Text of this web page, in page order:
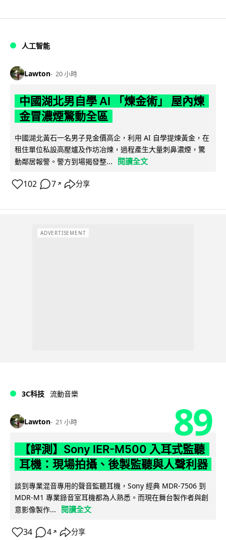
人工智能
Lawton 20 小時
中國湖北男自學 AI 「煉金術」 屋內煉
金冒濃煙驚動全區
中國湖北黃石一名男子見金價高企，利用 AI 自學提煉黃金，在
租住單位私設高壓爐及作坊冶煉，過程產生大量刺鼻濃煙，驚
動鄰居報警。警方到場揭發整...
閱讀全文
102 7 ↗ 分享
ADVERTISEMENT
3C科技 流動音樂
Lawton 21 小時 89
【評測】Sony IER-M500 入耳式監聽
耳機：現場拍攝、後製監聽與人聲利器
談到專業混音專用的聲音監聽耳機，Sony 經典 MDR-7506 到
MDR-M1 專業錄音室耳機都為人熟悉。而現在舞台製作者與創
意影像製作...
閱讀全文
34 4 ↗ 分享